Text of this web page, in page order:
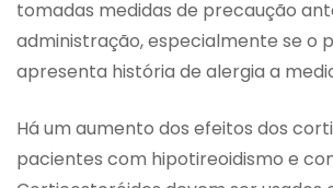
tomadas medidas de precaução
administração, especialmente se o
apresenta história de alergia a
Há um aumento dos efeitos dos
pacientes com hipotireoidismo e